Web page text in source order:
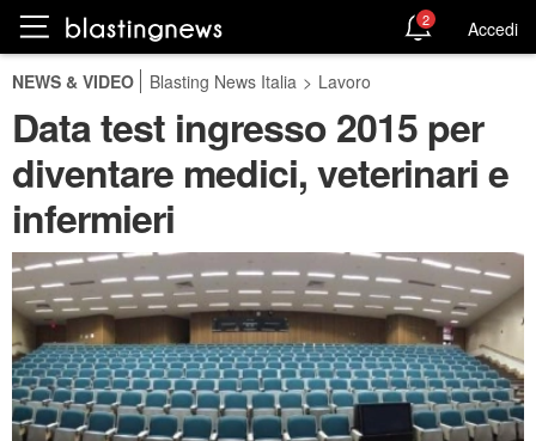
2 Accedi
NEWS & VIDEO Blasting News Italia > Lavoro
Data test ingresso 2015 per
diventare medici, veterinari e
infermieri